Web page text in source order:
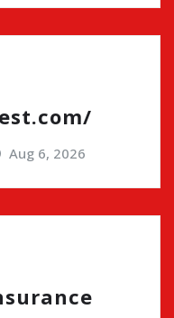
Aug 6, 2026